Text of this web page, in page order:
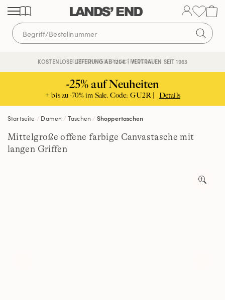
Direkt
zum
Inhalt
Direkt
zur
Navigation
Direkt
zur
Suche
KOSTENLOSE LIEFERUNG AB 120€ | VERTRAUEN SEIT 1963
KOSTENFREIE RÜCKSENDUNG
-25% auf Neuheiten
+ bis zu -70% im Sale. Code: GU2R | Details
Startseite Damen Taschen Shoppertaschen
Mittelgroße offene farbige Canvastasche mit
langen Griffen